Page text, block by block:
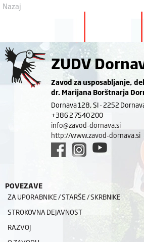
Nazaj
ZUDV
Zavod za usposabljanje,
dr. Marijana Borštnarja
Dornava 128, SI - 2252
+386 2 7540 200
info@zavod-dornava.si
http://www.zavod-dornava.si
POVEZAVE
ZA UPORABNIKE / STARŠE / SKRBNIKE
STROKOVNA DEJAVNOST
RAZVOJ